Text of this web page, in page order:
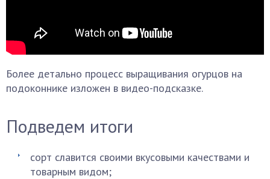
Более детально процесс выращивания огурцов на
подоконнике изложен в видео-подсказке.
Подведем итоги
сорт славится своими вкусовыми качествами и
товарным видом;